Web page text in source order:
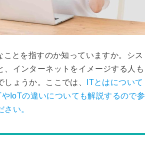
ことを指すのか知っていますか。シス
、インターネットをイメージする人も
しょうか。ここでは、
ITとはについて
IoTの違いについても解説するので参
い。